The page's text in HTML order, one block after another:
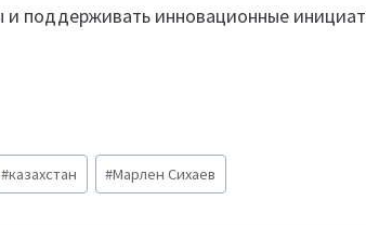
и поддерживать инновационные
#казахстан #Марлен Сихаев